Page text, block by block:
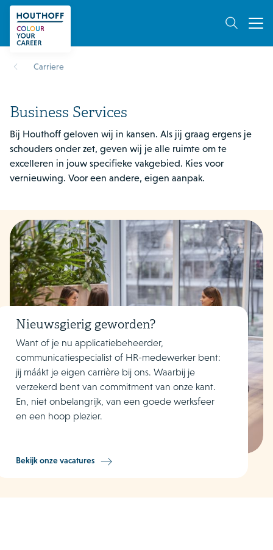
Carriere
Business Services
Bij Houthoff geloven wij in kansen. Als jij graag ergens je
schouders onder zet, geven wij je alle ruimte om te
excelleren in jouw specifieke vakgebied. Kies voor
vernieuwing. Voor een andere, eigen aanpak.
Nieuwsgierig geworden?
Want of je nu applicatiebeheerder,
communicatiespecialist of HR-medewerker bent:
jij máákt je eigen carrière bij ons. Waarbij je
verzekerd bent van commitment van onze kant.
En, niet onbelangrijk, van een goede werksfeer
en een hoop plezier.
Bekijk onze vacatures